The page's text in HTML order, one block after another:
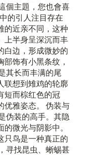
個主題，您也會喜
的引人注目存在
的近亲不同，这种
上半身呈深沉而丰
白边，形成微妙的
饰有小黑条纹，
其长而丰满的尾
联想到雉鸡的轮廓
短而棕红色的冠
优雅姿态。 伪装与
伪装的高手。其隐
微光与阴影中。
只鸟是一种真正的
寻找昆虫、蜥蜴甚